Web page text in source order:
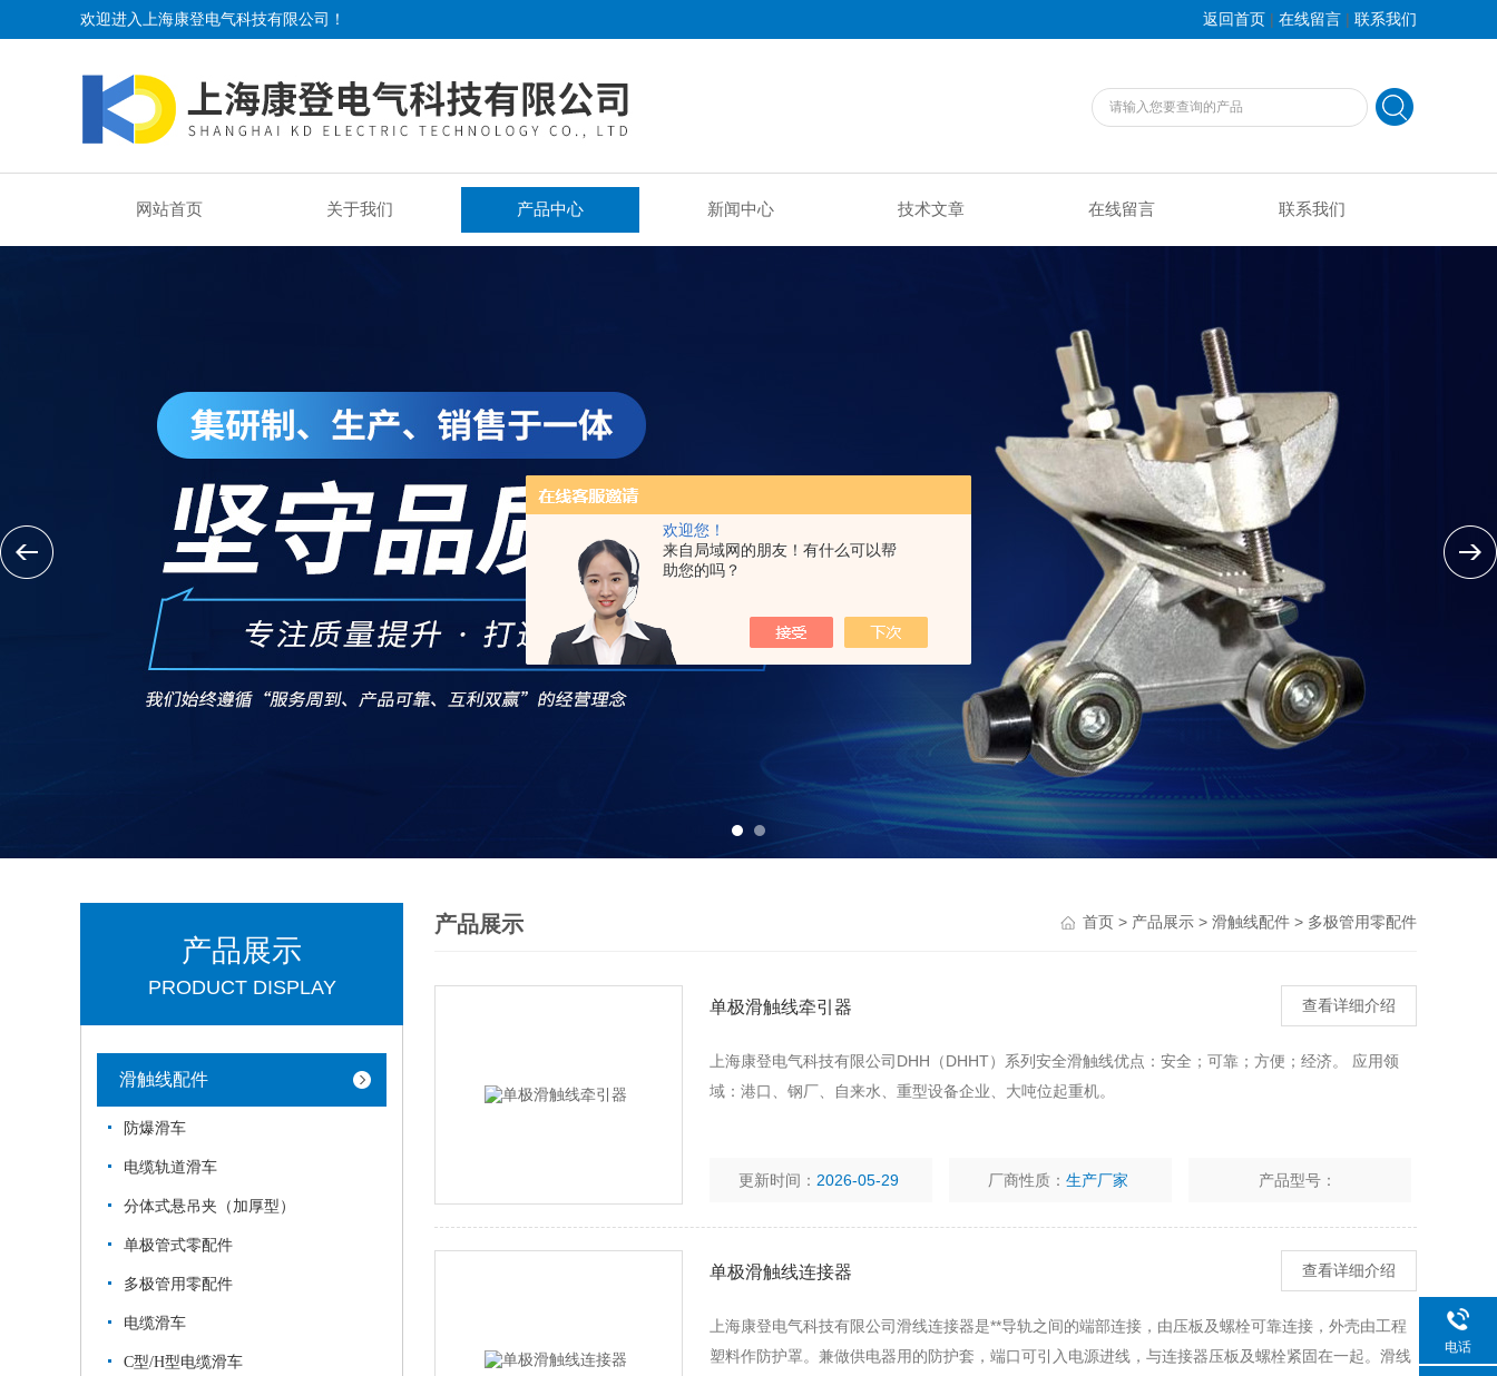
欢迎您！
来自局域网的朋友！有什么可以帮
助您的吗？
欢迎进入上海康登电气科技有限公司！ 返回首页 | 在线留言 | 联系我们
网站首页 关于我们 产品中心 新闻中心 技术文章 在线留言 联系我们
产品展示
PRODUCT DISPLAY
滑触线配件
防爆滑车
电缆轨道滑车
分体式悬吊夹（加厚型）
单极管式零配件
多极管用零配件
电缆滑车
C型/H型电缆滑车
产品展示 首页 > 产品展示 > 滑触线配件 > 多极管用零配件
单极滑触线牵引器 查看详细介绍
上海康登电气科技有限公司DHH（DHHT）系列安全滑触线优点：安全；可靠；方便；经济。 应用领
域：港口、钢厂、自来水、重型设备企业、大吨位起重机。
更新时间： 2026-05-29 厂商性质：生产厂家 产品型号：
单极滑触线连接器 查看详细介绍
上海康登电气科技有限公司滑线连接器是**导轨之间的端部连接，由压板及螺栓可靠连接，外壳由工程
塑料作防护罩。兼做供电器用的防护套，端口可引入电源进线，与连接器压板及螺栓紧固在一起。滑线
电话